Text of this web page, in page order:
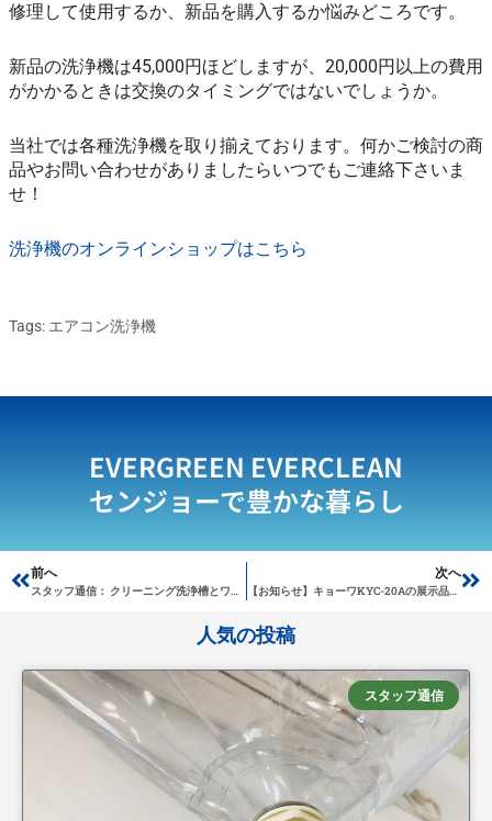
修理して使用するか、新品を購入するか悩みどころです。
新品の洗浄機は45,000円ほどしますが、20,000円以上の費用
がかかるときは交換のタイミングではないでしょうか。
当社では各種洗浄機を取り揃えております。何かご検討の商
品やお問い合わせがありましたらいつでもご連絡下さいま
せ！
洗浄機のオンラインショップはこちら
Tags: エアコン洗浄機
EVERGREEN EVERCLEAN
センジョーで豊かな暮らし
Prev
前へ
スタッフ通信： クリーニング洗浄槽とワイヤーセット
次へ
【お知らせ】キョーワKYC-20Aの展示品１台のみ販売します ←売り切れました。
人気の投稿
スタッフ通信